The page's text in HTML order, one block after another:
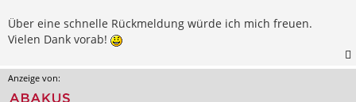
Über eine schnelle Rückmeldung würde ich mich freuen.
Vielen Dank vorab!
Anzeige von: